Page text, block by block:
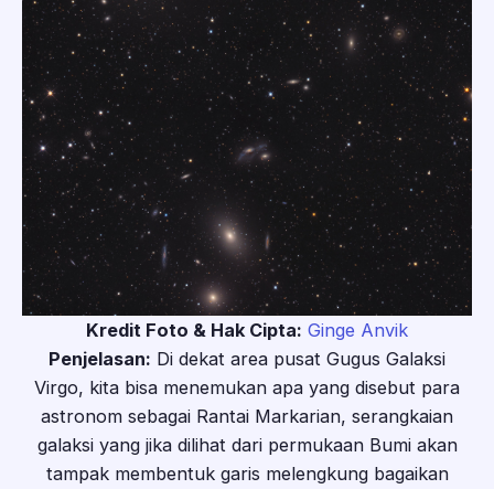
Kredit Foto & Hak Cipta: Ginge Anvik
Penjelasan: Di dekat area pusat Gugus Galaksi
Virgo, kita bisa menemukan apa yang disebut para
astronom sebagai Rantai Markarian, serangkaian
galaksi yang jika dilihat dari permukaan Bumi akan
tampak membentuk garis melengkung bagaikan